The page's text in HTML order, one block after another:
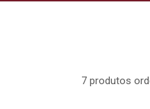
7 produtos